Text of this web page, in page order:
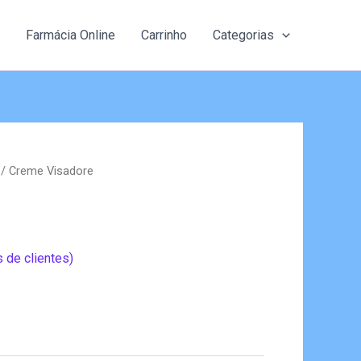
Farmácia Online Carrinho Categorias
/ Creme Visadore
de clientes)